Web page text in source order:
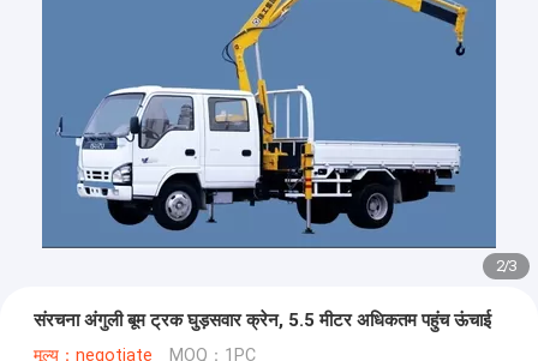
2/3
संरचना अंगुली बूम ट्रक घुड़सवार क्रेन, 5.5 मीटर अधिकतम पहुंच ऊंचाई
मूल्य：negotiate MOQ：1PC